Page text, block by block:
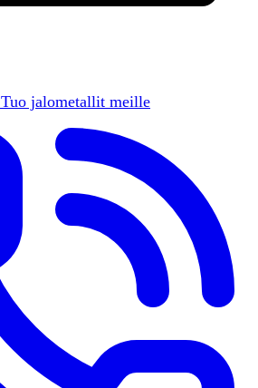
Tuo jalometallit meille